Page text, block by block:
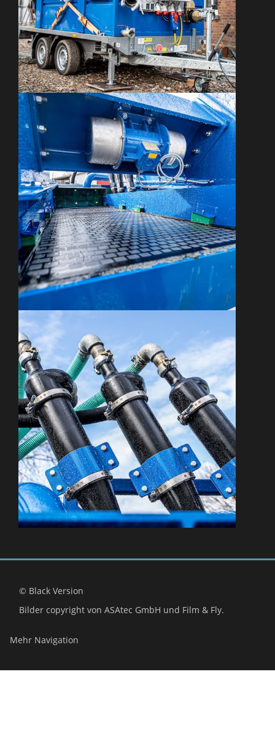
© Black Version
Bilder copyright von ASAtec GmbH und Film & Fly.
Mehr Navigation